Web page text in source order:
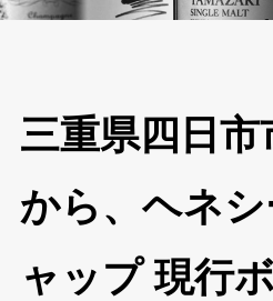
三重県四日
から、ヘネ
ャップ 現行